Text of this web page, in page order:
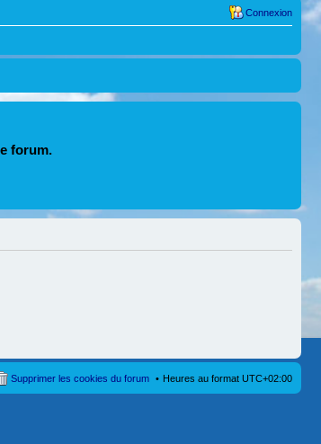
Connexion
forum.
Heures au format UTC+02:00
Supprimer les cookies du forum